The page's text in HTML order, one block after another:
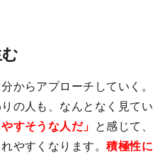
からアプローチしていく。
の人も、なんとなく見てい
すそうな人だ」 と感じて、
やすくなります。積極性に